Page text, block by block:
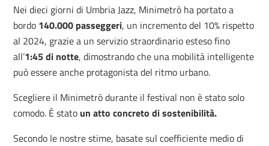
Nei dieci giorni di Umbria Jazz, Minimetrò ha portato a
bordo 140.000 passeggeri, un incremento del 10% rispetto
al 2024, grazie a un servizio straordinario esteso fino
all’1:45 di notte, dimostrando che una mobilità intelligente
può essere anche protagonista del ritmo urbano.
Scegliere il Minimetrò durante il festival non è stato solo
comodo. È stato un atto concreto di sostenibilità.
Secondo le nostre stime, basate sul coefficiente medio di